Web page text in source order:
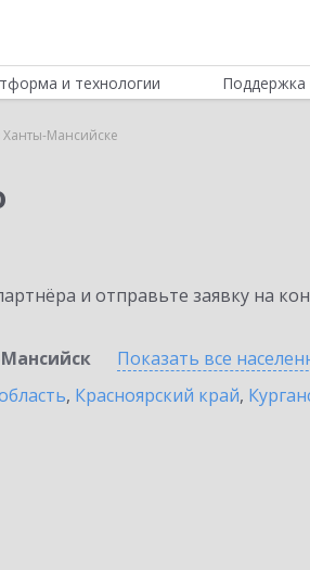
и технологии Поддержка
Ханты-Мансийске
и отправьте заявку на
Показать все
, Красноярский край,